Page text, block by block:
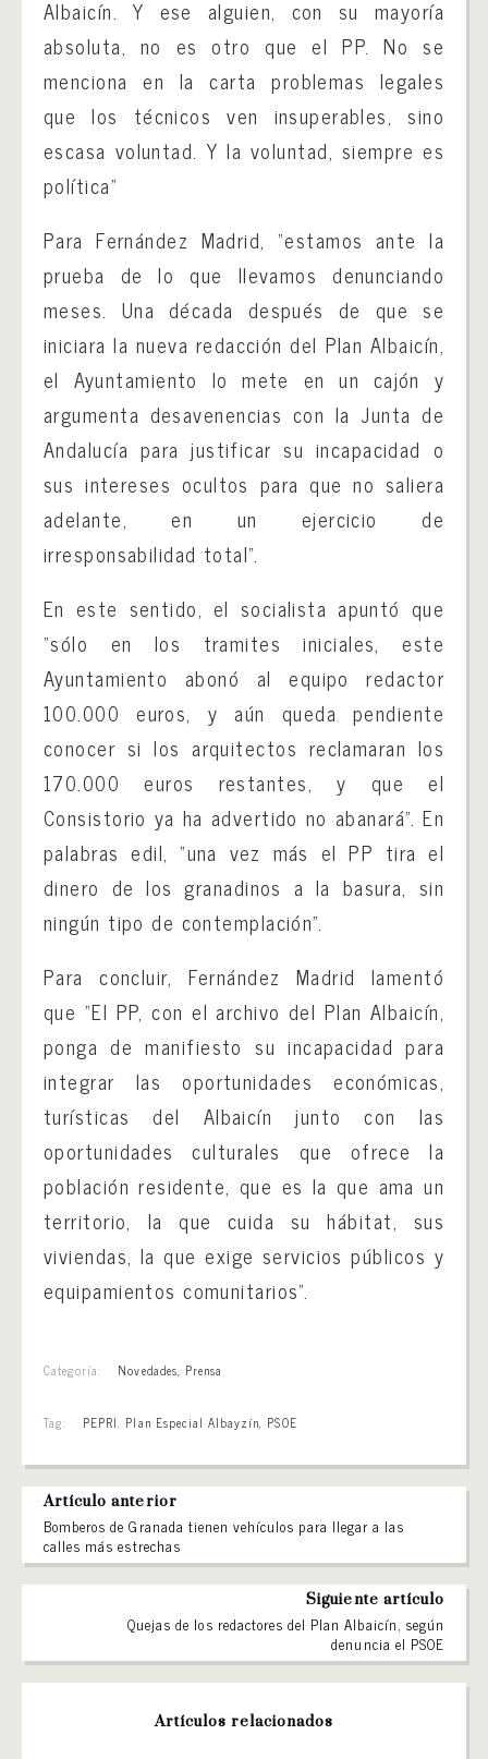
Albaicín. Y ese alguien, con su mayoría
absoluta, no es otro que el PP. No se
menciona en la carta problemas legales
que los técnicos ven insuperables, sino
escasa voluntad. Y la voluntad, siempre es
política”
Para Fernández Madrid, “estamos ante la
prueba de lo que llevamos denunciando
meses. Una década después de que se
iniciara la nueva redacción del Plan Albaicín,
el Ayuntamiento lo mete en un cajón y
argumenta desavenencias con la Junta de
Andalucía para justificar su incapacidad o
sus intereses ocultos para que no saliera
adelante, en un ejercicio de
irresponsabilidad total”.
En este sentido, el socialista apuntó que
“sólo en los tramites iniciales, este
Ayuntamiento abonó al equipo redactor
100.000 euros, y aún queda pendiente
conocer si los arquitectos reclamaran los
170.000 euros restantes, y que el
Consistorio ya ha advertido no abanará”. En
palabras edil, “una vez más el PP tira el
dinero de los granadinos a la basura, sin
ningún tipo de contemplación”.
Para concluir, Fernández Madrid lamentó
que “El PP, con el archivo del Plan Albaicín,
ponga de manifiesto su incapacidad para
integrar las oportunidades económicas,
turísticas del Albaicín junto con las
oportunidades culturales que ofrece la
población residente, que es la que ama un
territorio, la que cuida su hábitat, sus
viviendas, la que exige servicios públicos y
equipamientos comunitarios”.
Categoría: Novedades Prensa
Tag: PEPRI. Plan Especial Albayzín PSOE
Artículo anterior
Bomberos de Granada tienen vehículos para llegar a las
calles más estrechas
Siguiente artículo
Quejas de los redactores del Plan Albaicín, según
denuncia el PSOE
Artículos relacionados